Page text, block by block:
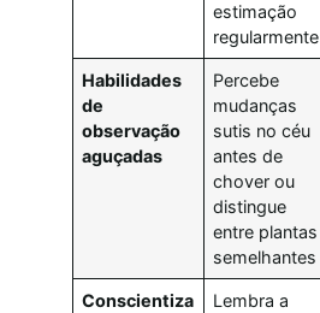
estimação
regularmente
Habilidades
de
observação
aguçadas
Percebe
mudanças
sutis no céu
antes de
chover ou
distingue
entre plantas
semelhantes
Conscientiza
Lembra a